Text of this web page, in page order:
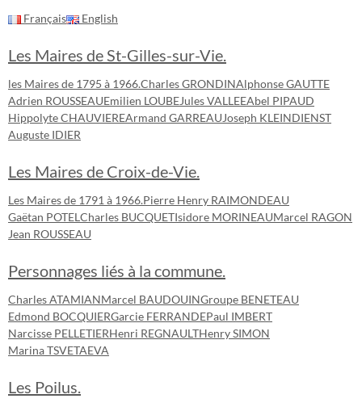
Français English
Les Maires de St-Gilles-sur-Vie.
les Maires de 1795 à 1966.Charles GRONDINAlphonse GAUTTE
Adrien ROUSSEAUEmilien LOUBEJules VALLEEAbel PIPAUD
Hippolyte CHAUVIEREArmand GARREAUJoseph KLEINDIENST
Auguste IDIER
Les Maires de Croix-de-Vie.
Les Maires de 1791 à 1966.Pierre Henry RAIMONDEAU
Gaëtan POTEL Charles BUCQUETIsidore MORINEAUMarcel RAGON
Jean ROUSSEAU
Personnages liés à la commune.
Charles ATAMIANMarcel BAUDOUINGroupe BENETEAU
Edmond BOCQUIERGarcie FERRANDEPaul IMBERT
Narcisse PELLETIERHenri REGNAULTHenry SIMON
Marina TSVETAEVA
Les Poilus.